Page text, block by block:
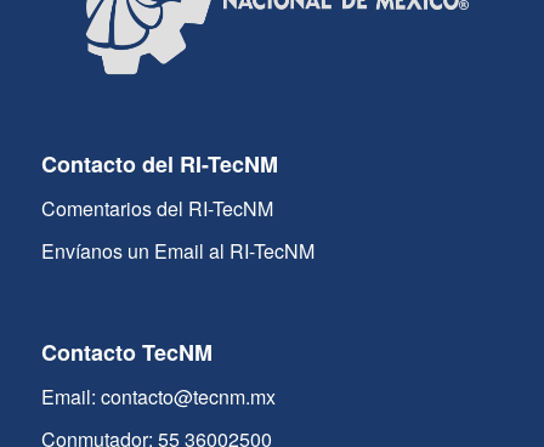
Contacto del RI-TecNM
Comentarios del RI-TecNM
Envíanos un Email al RI-TecNM
Contacto TecNM
Email: contacto@tecnm.mx
Conmutador: 55 36002500